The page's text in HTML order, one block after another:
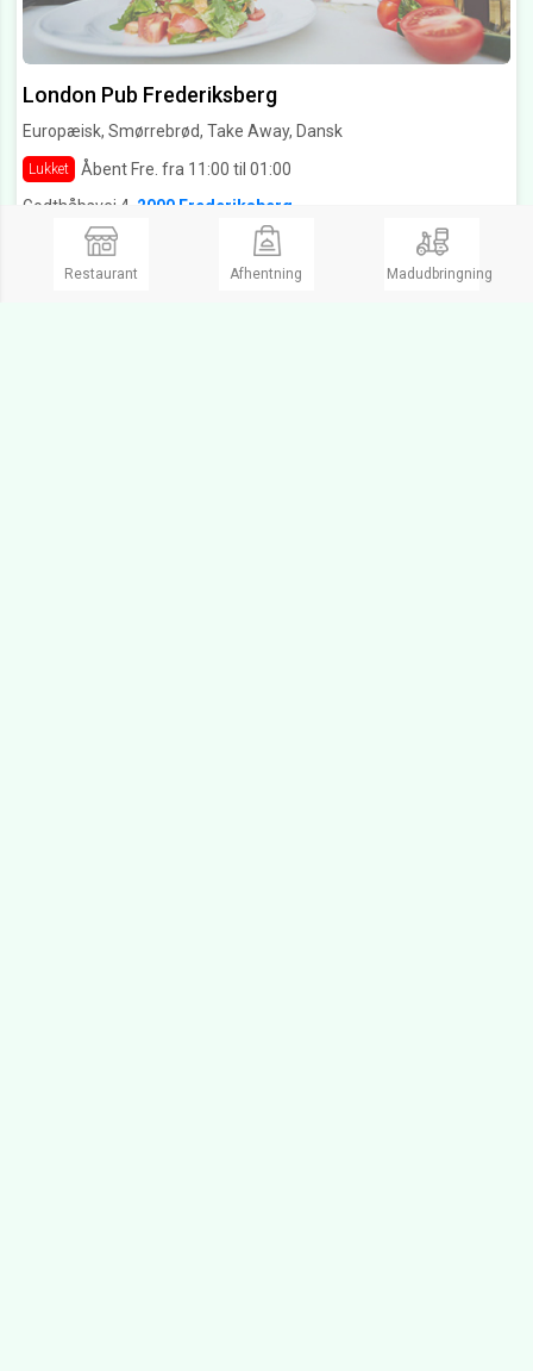
London Pub Frederiksberg
Europæisk, Smørrebrød, Take Away, Dansk
Lukket
Åbent Fre. fra 11:00 til 01:00
Godthåbsvej 4, 2000 Frederiksberg
Ring og bestil
Restaurant Afhentning Madudbringning